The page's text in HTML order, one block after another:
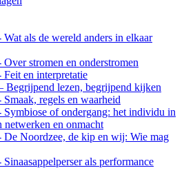
Wat als de wereld anders in elkaar
stromen en onderstromen
Feit en interpretatie
Begrijpend lezen, begrijpend kijken
regels en waarheid
Symbiose of ondergang: het individu in
netwerken en onmacht
De Noordzee, de kip en wij: Wie mag
als performance